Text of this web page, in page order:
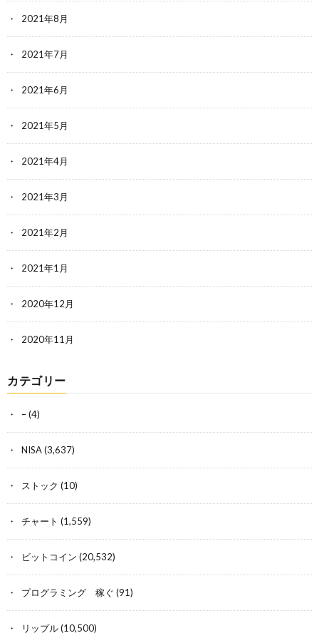
2021年8月
2021年7月
2021年6月
2021年5月
2021年4月
2021年3月
2021年2月
2021年1月
2020年12月
2020年11月
カテゴリー
–(4)
NISA(3,637)
ストック (10)
チャート (1,559)
ビットコイン (20,532)
プログラミング 稼ぐ (91)
リップル(10,500)